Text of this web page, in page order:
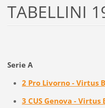
TABELLINI
Serie A
2 Pro Livorno - Virtus
3 CUS Genova - Virtus